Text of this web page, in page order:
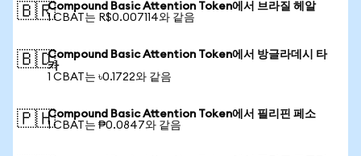
🇧🇷Compound Basic Attention Token에서 브라질 헤알
1 CBAT는 R$0.007114와 같음
🇧🇩Compound Basic Attention Token에서 방글라데시 타
카
1 CBAT는 ৳0.1722와 같음
🇵🇭Compound Basic Attention Token에서 필리핀 페소
1 CBAT는 ₱0.0847와 같음